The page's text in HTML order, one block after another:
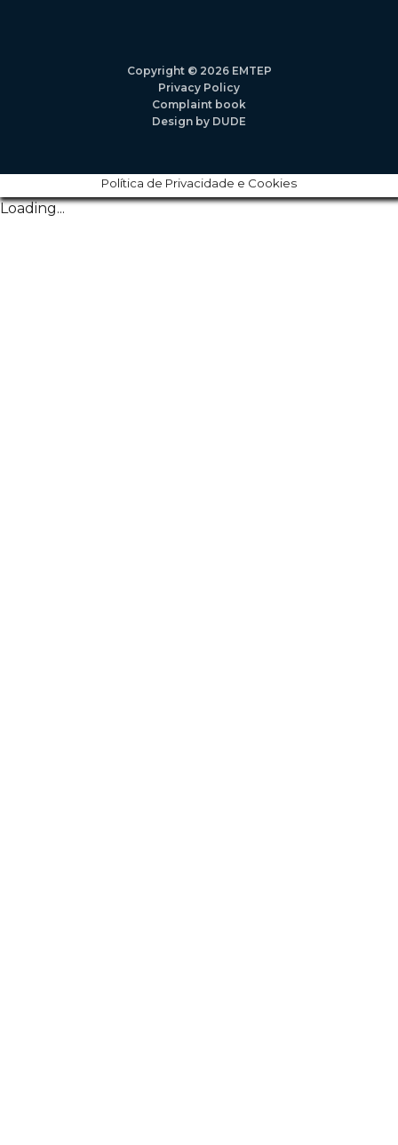
Copyright © 2026 EMTEP
Privacy Policy
Complaint book
Design by DUDE
Política de Privacidade e Cookies
Loading...